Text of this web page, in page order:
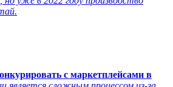
с маркетплейсами в